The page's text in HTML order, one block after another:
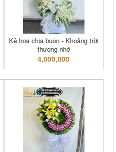
Kệ hoa chia buồn - Khoảng trời
thương nhớ
4,000,000